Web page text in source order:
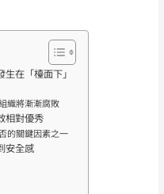
在「檯面下」
織將漸漸腐敗
相對優秀
的關鍵因素之一
安全感